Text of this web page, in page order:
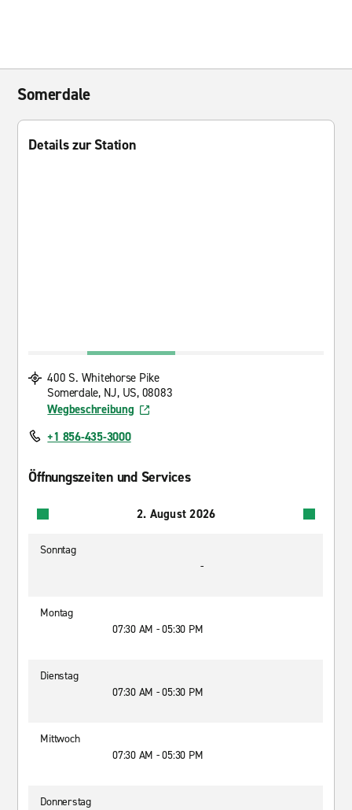
Somerdale
Details zur Station
400 S. Whitehorse Pike
Somerdale, NJ, US, 08083
Wegbeschreibung
+1 856-435-3000
Öffnungszeiten und Services
2. August 2026
Sonntag
-
Montag
07:30 AM - 05:30 PM
Dienstag
07:30 AM - 05:30 PM
Mittwoch
07:30 AM - 05:30 PM
Donnerstag